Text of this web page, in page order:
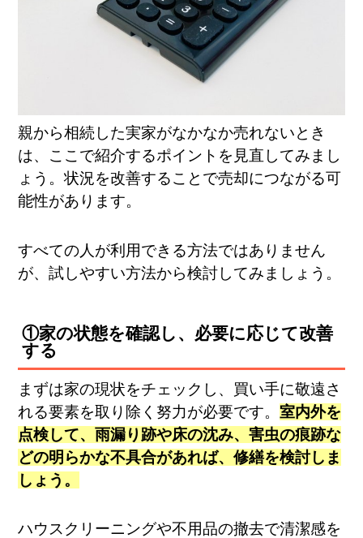
親から相続した実家がなかなか売れないとき
は、ここで紹介するポイントを見直してみまし
ょう。状況を改善することで売却につながる可
能性があります。
すべての人が利用できる方法ではありません
が、試しやすい方法から検討してみましょう。
①家の状態を確認し、必要に応じて改善
する
まずは家の現状をチェックし、買い手に敬遠さ
れる要素を取り除く努力が必要です。室内外を
点検して、雨漏り跡や床の沈み、害虫の痕跡な
どの明らかな不具合があれば、修繕を検討しま
しょう。
ハウスクリーニングや不用品の撤去で清潔感を